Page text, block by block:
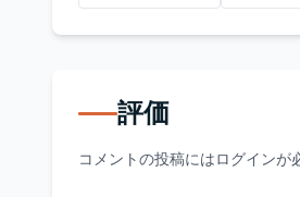
評価
コメントの投稿にはログインが